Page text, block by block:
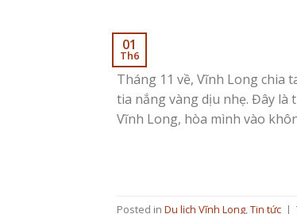
01
Th6
Tháng 11 về, Vĩnh Long chia
tia nắng vàng dịu nhẹ. Đây là
Vĩnh Long, hòa mình vào
Posted in Du lịch Vĩnh Long,Tin tức |